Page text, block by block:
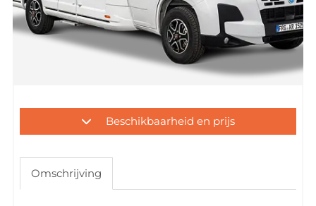
Beschikbaarheid en prijs
Omschrijving